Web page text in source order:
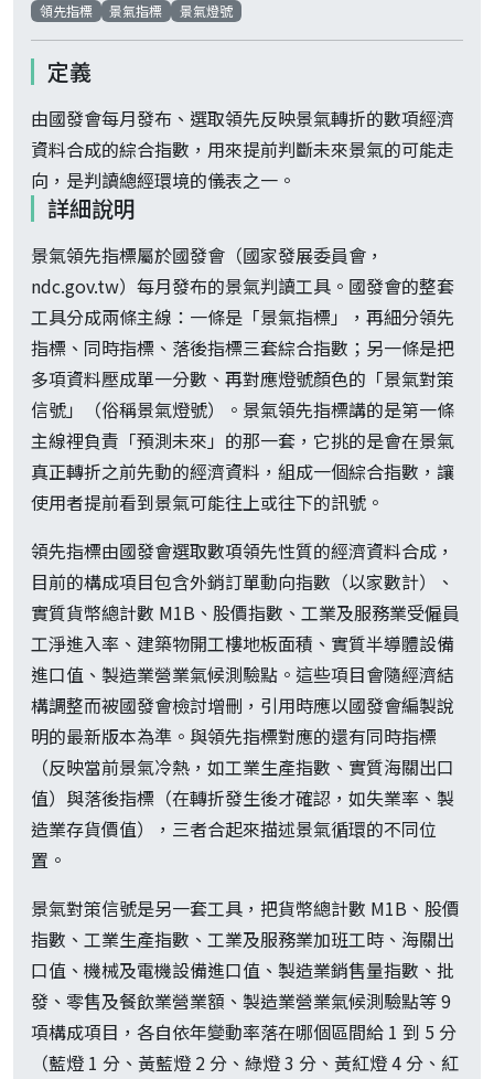
領先指標 景氣指標 景氣燈號
定義
由國發會每月發布、選取領先反映景氣轉折的數項經濟
資料合成的綜合指數，用來提前判斷未來景氣的可能走
向，是判讀總經環境的儀表之一。
詳細說明
景氣領先指標屬於國發會（國家發展委員會，
ndc.gov.tw）每月發布的景氣判讀工具。國發會的整套
工具分成兩條主線：一條是「景氣指標」，再細分領先
指標、同時指標、落後指標三套綜合指數；另一條是把
多項資料壓成單一分數、再對應燈號顏色的「景氣對策
信號」（俗稱景氣燈號）。景氣領先指標講的是第一條
主線裡負責「預測未來」的那一套，它挑的是會在景氣
真正轉折之前先動的經濟資料，組成一個綜合指數，讓
使用者提前看到景氣可能往上或往下的訊號。
領先指標由國發會選取數項領先性質的經濟資料合成，
目前的構成項目包含外銷訂單動向指數（以家數計）、
實質貨幣總計數 M1B、股價指數、工業及服務業受僱員
工淨進入率、建築物開工樓地板面積、實質半導體設備
進口值、製造業營業氣候測驗點。這些項目會隨經濟結
構調整而被國發會檢討增刪，引用時應以國發會編製說
明的最新版本為準。與領先指標對應的還有同時指標
（反映當前景氣冷熱，如工業生產指數、實質海關出口
值）與落後指標（在轉折發生後才確認，如失業率、製
造業存貨價值），三者合起來描述景氣循環的不同位
置。
景氣對策信號是另一套工具，把貨幣總計數 M1B、股價
指數、工業生產指數、工業及服務業加班工時、海關出
口值、機械及電機設備進口值、製造業銷售量指數、批
發、零售及餐飲業營業額、製造業營業氣候測驗點等 9
項構成項目，各自依年變動率落在哪個區間給 1 到 5 分
（藍燈 1 分、黃藍燈 2 分、綠燈 3 分、黃紅燈 4 分、紅